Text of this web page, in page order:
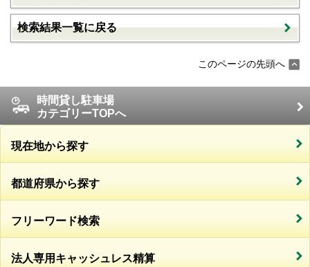
検索結果一覧に戻る
このページの先頭へ
時間貸し駐車場
カテゴリーTOPへ
現在地から探す
都道府県から探す
フリーワード検索
法人専用キャッシュレス精算